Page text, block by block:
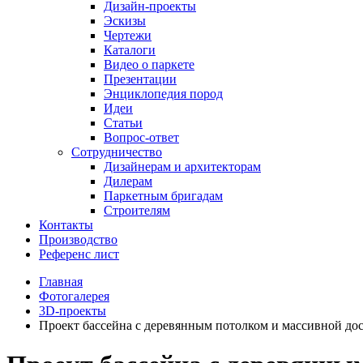
Дизайн-проекты
Эскизы
Чертежи
Каталоги
Видео о паркете
Презентации
Энциклопедия пород
Идеи
Статьи
Вопрос-ответ
Сотрудничество
Дизайнерам и архитекторам
Дилерам
Паркетным бригадам
Строителям
Контакты
Производство
Референс лист
Главная
Фотогалерея
3D-проекты
Проект бассейна с деревянным потолком и массивной